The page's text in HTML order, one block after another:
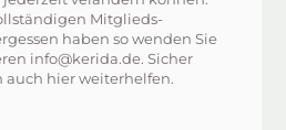
Mitglieds-
haben so wenden Sie
info@kerida.de. Sicher
auch hier weiterhelfen.